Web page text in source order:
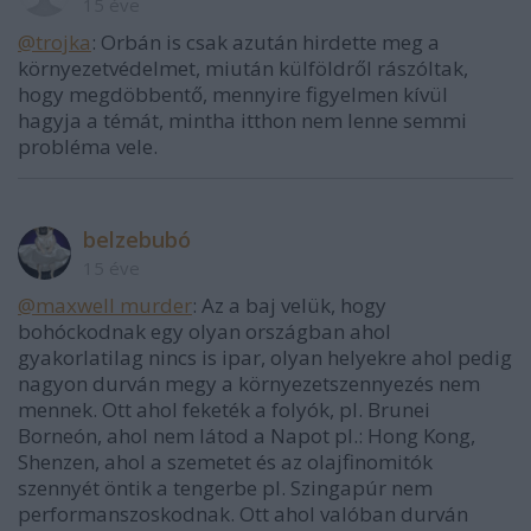
@trojka: Orbán is csak azután hirdette meg a
környezetvédelmet, miután külföldről rászóltak,
hogy megdöbbentő, mennyire figyelmen kívül
hagyja a témát, mintha itthon nem lenne semmi
probléma vele.
belzebubó
@maxwell murder: Az a baj velük, hogy
bohóckodnak egy olyan országban ahol
gyakorlatilag nincs is ipar, olyan helyekre ahol pedig
nagyon durván megy a környezetszennyezés nem
mennek. Ott ahol feketék a folyók, pl. Brunei
Borneón, ahol nem látod a Napot pl.: Hong Kong,
Shenzen, ahol a szemetet és az olajfinomitók
szennyét öntik a tengerbe pl. Szingapúr nem
performanszoskodnak. Ott ahol valóban durván